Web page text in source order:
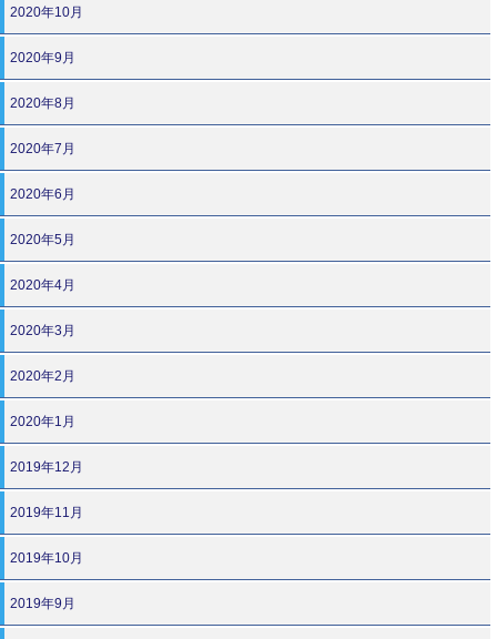
2020年10月
2020年9月
2020年8月
2020年7月
2020年6月
2020年5月
2020年4月
2020年3月
2020年2月
2020年1月
2019年12月
2019年11月
2019年10月
2019年9月